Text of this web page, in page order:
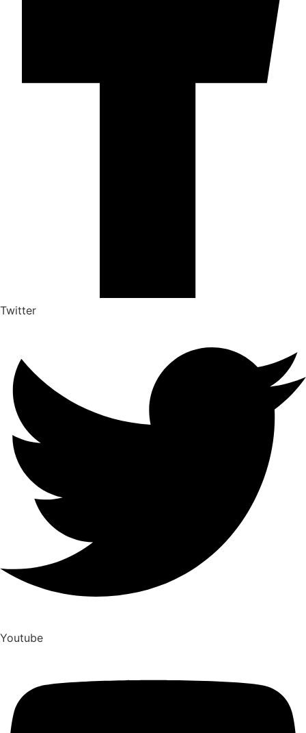
Twitter
Youtube